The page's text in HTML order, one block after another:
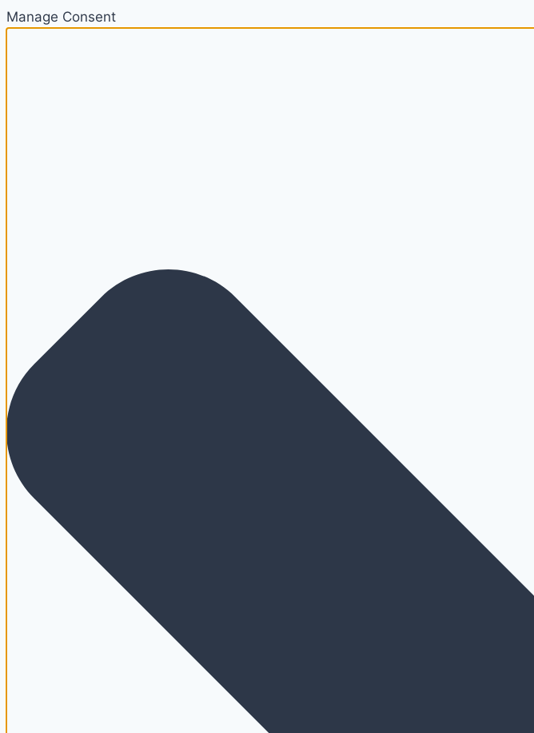
Manage Consent